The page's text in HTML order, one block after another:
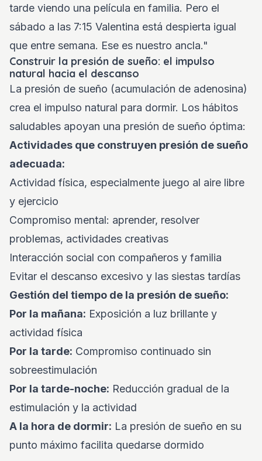
tarde viendo una película en familia. Pero el
sábado a las 7:15 Valentina está despierta igual
que entre semana. Ese es nuestro ancla."
Construir la presión de sueño: el impulso
natural hacia el descanso
La presión de sueño (acumulación de adenosina)
crea el impulso natural para dormir. Los hábitos
saludables apoyan una presión de sueño óptima:
Actividades que construyen presión de sueño
adecuada:
Actividad física, especialmente juego al aire libre
y ejercicio
Compromiso mental: aprender, resolver
problemas, actividades creativas
Interacción social con compañeros y familia
Evitar el descanso excesivo y las siestas tardías
Gestión del tiempo de la presión de sueño:
Por la mañana: Exposición a luz brillante y
actividad física
Por la tarde: Compromiso continuado sin
sobreestimulación
Por la tarde-noche: Reducción gradual de la
estimulación y la actividad
A la hora de dormir: La presión de sueño en su
punto máximo facilita quedarse dormido